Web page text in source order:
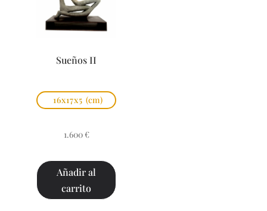
Sueños II
16x17x5 (cm)
1.600 €
Añadir al
carrito